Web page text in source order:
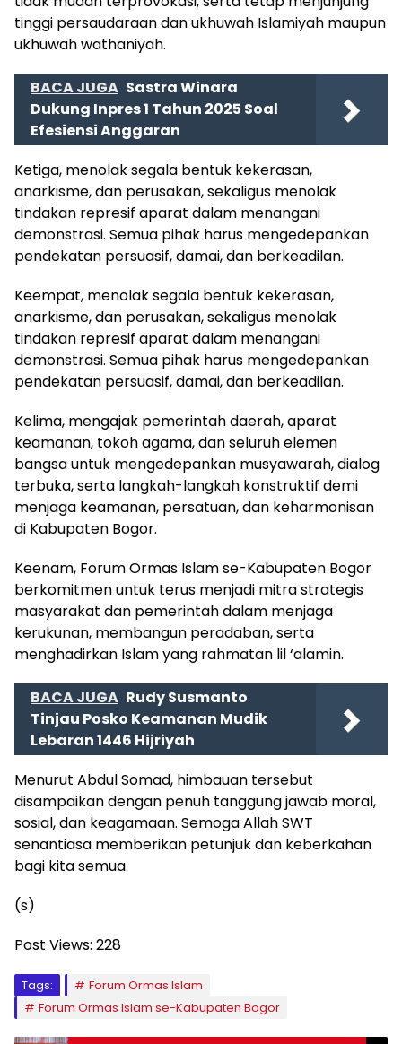
tinggi persaudaraan dan ukhuwah Islamiyah maupun
ukhuwah wathaniyah.
BACA JUGA Sastra Winara
Dukung Inpres 1 Tahun 2025 Soal
Efesiensi Anggaran
Ketiga, menolak segala bentuk kekerasan,
anarkisme, dan perusakan, sekaligus menolak
tindakan represif aparat dalam menangani
demonstrasi. Semua pihak harus mengedepankan
pendekatan persuasif, damai, dan berkeadilan.
Keempat, menolak segala bentuk kekerasan,
anarkisme, dan perusakan, sekaligus menolak
tindakan represif aparat dalam menangani
demonstrasi. Semua pihak harus mengedepankan
pendekatan persuasif, damai, dan berkeadilan.
Kelima, mengajak pemerintah daerah, aparat
keamanan, tokoh agama, dan seluruh elemen
bangsa untuk mengedepankan musyawarah, dialog
terbuka, serta langkah-langkah konstruktif demi
menjaga keamanan, persatuan, dan keharmonisan
di Kabupaten Bogor.
Keenam, Forum Ormas Islam se-Kabupaten Bogor
berkomitmen untuk terus menjadi mitra strategis
masyarakat dan pemerintah dalam menjaga
kerukunan, membangun peradaban, serta
menghadirkan Islam yang rahmatan lil ‘alamin.
BACA JUGA Rudy Susmanto
Tinjau Posko Keamanan Mudik
Lebaran 1446 Hijriyah
Menurut Abdul Somad, himbauan tersebut
disampaikan dengan penuh tanggung jawab moral,
sosial, dan keagamaan. Semoga Allah SWT
senantiasa memberikan petunjuk dan keberkahan
bagi kita semua.
(s)
Post Views: 228
Tags:
Forum Ormas Islam
Forum Ormas Islam se-Kabupaten Bogor